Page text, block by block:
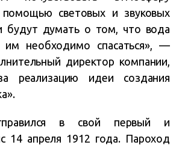
световых и звуковых
будут думать о том, что вода
им необходимо спасаться», —
директор компании,
реализацию идеи создания
в свой первый и
14 апреля 1912 года. Пароход